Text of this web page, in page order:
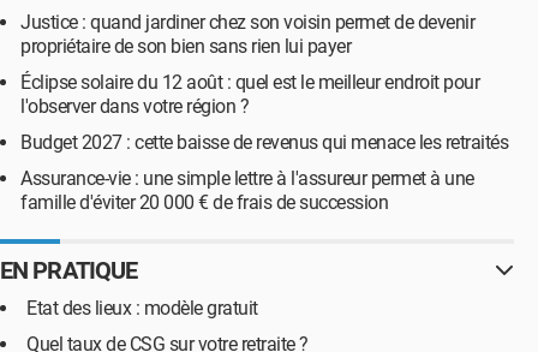
Justice : quand jardiner chez son voisin permet de devenir
propriétaire de son bien sans rien lui payer
Éclipse solaire du 12 août : quel est le meilleur endroit pour
l'observer dans votre région ?
Budget 2027 : cette baisse de revenus qui menace les retraités
Assurance-vie : une simple lettre à l'assureur permet à une
famille d'éviter 20 000 € de frais de succession
EN PRATIQUE
Etat des lieux : modèle gratuit
Quel taux de CSG sur votre retraite ?